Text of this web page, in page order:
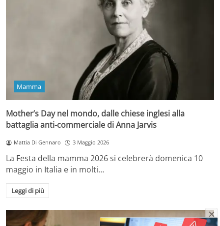
Mamma
Mother’s Day nel mondo, dalle chiese inglesi alla
battaglia anti-commerciale di Anna Jarvis
Mattia Di Gennaro 3 Maggio 2026
La Festa della mamma 2026 si celebrerà domenica 10
maggio in Italia e in molti…
Leggi di più